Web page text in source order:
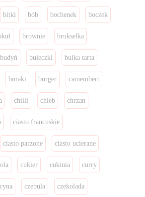
bitki bób bochenek boczek
brownie brukselka
budyń bułeczki bułka tarta
buraki burger camembert
chilli chleb chrzan
ciasto francuskie
ciasto parzone ciasto ucierane
cukier cukinia curry
czebula czekolada